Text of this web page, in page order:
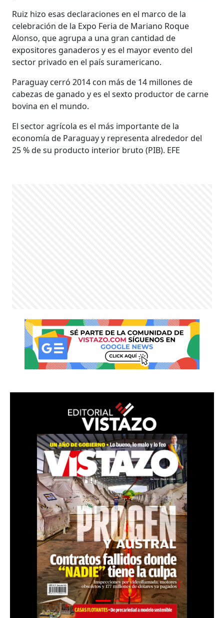
Ruiz hizo esas declaraciones en el marco de la
celebración de la Expo Feria de Mariano Roque
Alonso, que agrupa a una gran cantidad de
expositores ganaderos y es el mayor evento del
sector privado en el país suramericano.
Paraguay cerró 2014 con más de 14 millones de
cabezas de ganado y es el sexto productor de carne
bovina en el mundo.
El sector agrícola es el más importante de la
economía de Paraguay y representa alrededor del
25 % de su producto interior bruto (PIB). EFE